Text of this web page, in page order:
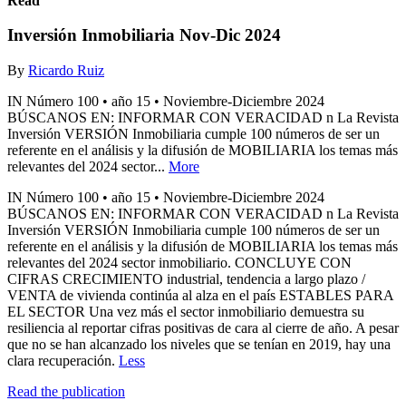
Inversión Inmobiliaria Nov-Dic 2024
By Ricardo Ruiz
IN Número 100 • año 15 • Noviembre-Diciembre 2024
BÚSCANOS EN: INFORMAR CON VERACIDAD n La Revista
Inversión VERSIÓN Inmobiliaria cumple 100 números de ser un
referente en el análisis y la difusión de MOBILIARIA los temas más
relevantes del 2024 sector... More
IN Número 100 • año 15 • Noviembre-Diciembre 2024
BÚSCANOS EN: INFORMAR CON VERACIDAD n La Revista
Inversión VERSIÓN Inmobiliaria cumple 100 números de ser un
referente en el análisis y la difusión de MOBILIARIA los temas más
relevantes del 2024 sector inmobiliario. CONCLUYE CON
CIFRAS CRECIMIENTO industrial, tendencia a largo plazo /
VENTA de vivienda continúa al alza en el país ESTABLES PARA
EL SECTOR Una vez más el sector inmobiliario demuestra su
resiliencia al reportar cifras positivas de cara al cierre de año. A pesar
que no se han alcanzado los niveles que se tenían en 2019, hay una
clara recuperación. Less
Read the publication